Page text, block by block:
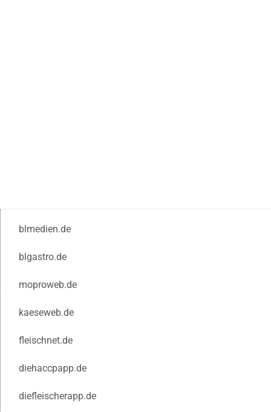
blmedien.de
blgastro.de
moproweb.de
kaeseweb.de
fleischnet.de
diehaccpapp.de
diefleischerapp.de